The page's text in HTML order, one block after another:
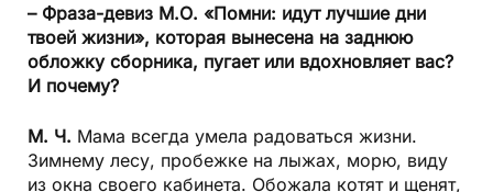
– Фраза-девиз М.О. «Помни: идут лучшие дни
твоей жизни», которая вынесена на заднюю
обложку сборника, пугает или вдохновляет вас?
И почему?
М. Ч. Мама всегда умела радоваться жизни.
Зимнему лесу, пробежке на лыжах, морю, виду
из окна своего кабинета. Обожала котят и щенят,